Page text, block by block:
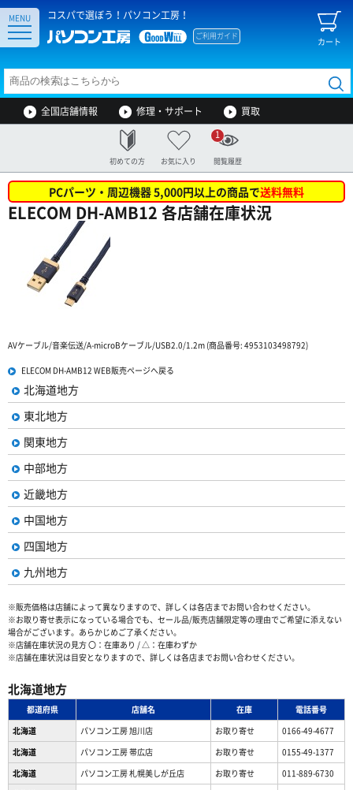
コスパで選ぼう！パソコン工房！
カート
ご利用ガイド
MENU
全国店舗情報 修理・サポート 買取
初めての方 お気に入り 閲覧履歴
1
PCパーツ・周辺機器 5,000円以上の商品で送料無料
ELECOM DH-AMB12 各店舗在庫状況
AVケーブル/音楽伝送/A-microBケーブル/USB2.0/1.2m (商品番号: 4953103498792)
ELECOM DH-AMB12 WEB販売ページへ戻る
北海道地方
東北地方
関東地方
中部地方
近畿地方
中国地方
四国地方
九州地方
※販売価格は店舗によって異なりますので、詳しくは各店までお問い合わせください。
※お取り寄せ表示になっている場合でも、セール品/販売店舗限定等の理由でご希望に添えない
場合がございます。あらかじめご了承ください。
※店舗在庫状況の見方 〇：在庫あり / △：在庫わずか
※店舗在庫状況は目安となりますので、詳しくは各店までお問い合わせください。
北海道地方
都道府県 店舗名 在庫
電話番号
北海道
パソコン工房 旭川店 お取り寄せ
0166-49-4677
北海道
パソコン工房 帯広店 お取り寄せ
0155-49-1377
北海道
パソコン⼯房 札幌美しが丘店 お取り寄せ
011-889-6730